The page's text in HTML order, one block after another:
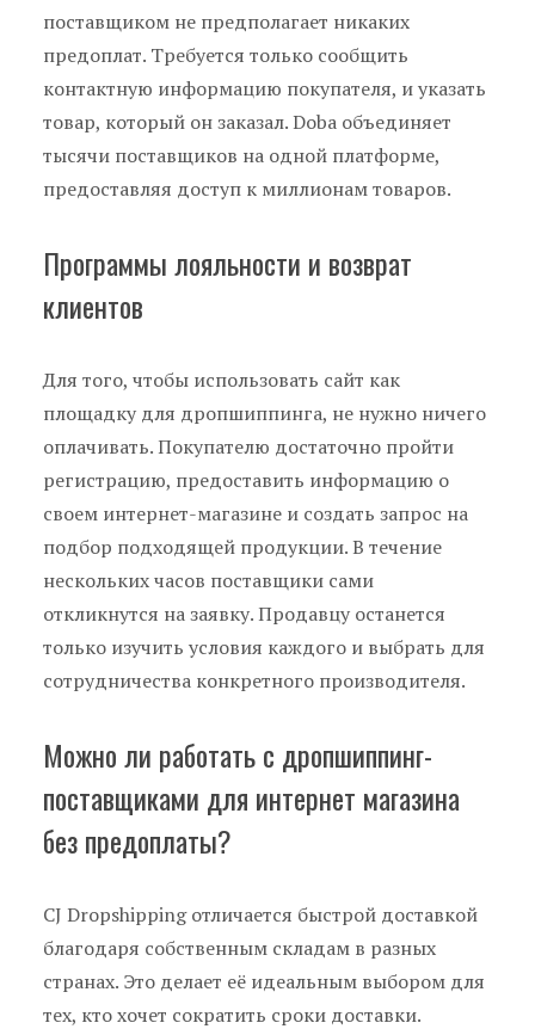
поставщиком не предполагает никаких
предоплат. Требуется только сообщить
контактную информацию покупателя, и указать
товар, который он заказал. Doba объединяет
тысячи поставщиков на одной платформе,
предоставляя доступ к миллионам товаров.
Программы лояльности и возврат
клиентов
Для того, чтобы использовать сайт как
площадку для дропшиппинга, не нужно ничего
оплачивать. Покупателю достаточно пройти
регистрацию, предоставить информацию о
своем интернет-магазине и создать запрос на
подбор подходящей продукции. В течение
нескольких часов поставщики сами
откликнутся на заявку. Продавцу останется
только изучить условия каждого и выбрать для
сотрудничества конкретного производителя.
Можно ли работать с дропшиппинг-
поставщиками для интернет магазина
без предоплаты?
CJ Dropshipping отличается быстрой доставкой
благодаря собственным складам в разных
странах. Это делает её идеальным выбором для
тех, кто хочет сократить сроки доставки.